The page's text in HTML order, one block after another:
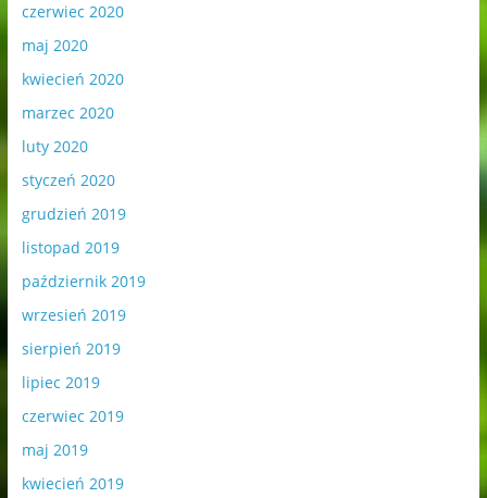
czerwiec 2020
maj 2020
kwiecień 2020
marzec 2020
luty 2020
styczeń 2020
grudzień 2019
listopad 2019
październik 2019
wrzesień 2019
sierpień 2019
lipiec 2019
czerwiec 2019
maj 2019
kwiecień 2019